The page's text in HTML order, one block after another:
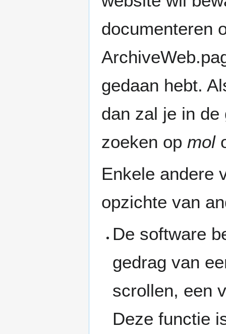
documenteren
gedaan hebt.
dan zal je in
zoeken op mol
Enkele andere
opzichte van
De software
gedrag van
scrollen, een
Deze functie